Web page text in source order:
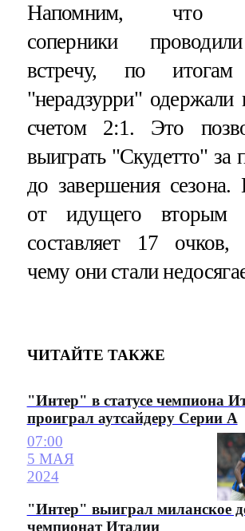
Напомним, что
соперники
встречу, по итогам
"нерадзурри" одержали
счетом 2:1. Это
выиграть "Скудетто" за
до завершения
от идущего вторым
составляет 17 очков,
чему они стали
ЧИТАЙТЕ ТАКЖЕ
"Интер" в статусе чемпиона
проиграл аутсайдеру Серии А
07:00
5 МАЯ
2024
"Интер" выиграл миланское
чемпионат Италии